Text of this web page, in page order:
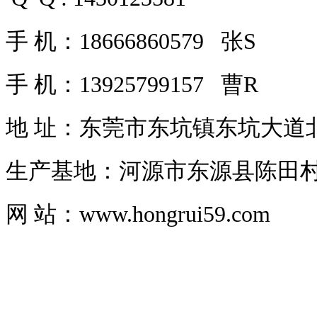
手 机：18666860579 张S
手 机：13925799157 曹R
地 址：东莞市东坑镇东坑大道
生产基地：河源市东源县陈田
网 站：www.hongrui59.com